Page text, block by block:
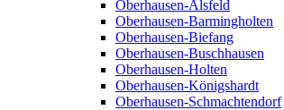
Oberhausen-Alsfeld
Oberhausen-Barmingholten
Oberhausen-Biefang
Oberhausen-Buschhausen
Oberhausen-Holten
Oberhausen-Königshardt
Oberhausen-Schmachtendorf